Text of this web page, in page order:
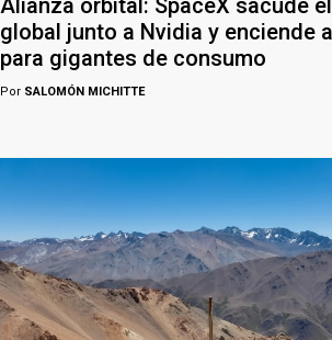
Alianza orbital: SpaceX sacude
global junto a Nvidia y enciende
para gigantes de consumo
Por SALOMÓN MICHITTE